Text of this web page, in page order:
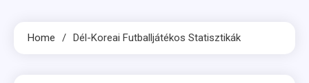
Home Dél-Koreai Futballjátékos Statisztikák